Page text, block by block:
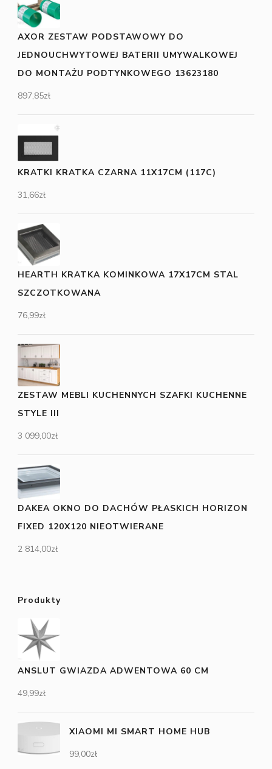
AXOR ZESTAW PODSTAWOWY DO
JEDNOUCHWYTOWEJ BATERII UMYWALKOWEJ
DO MONTAŻU PODTYNKOWEGO 13623180
897,85zł
KRATKI KRATKA CZARNA 11X17CM (117C)
31,66zł
HEARTH KRATKA KOMINKOWA 17X17CM STAL
SZCZOTKOWANA
76,99zł
ZESTAW MEBLI KUCHENNYCH SZAFKI KUCHENNE
STYLE III
3 099,00zł
DAKEA OKNO DO DACHÓW PŁASKICH HORIZON
FIXED 120X120 NIEOTWIERANE
2 814,00zł
Produkty
ANSLUT GWIAZDA ADWENTOWA 60 CM
49,99zł
XIAOMI MI SMART HOME HUB
99,00zł